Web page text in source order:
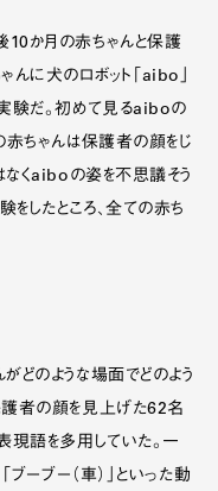
10か月の赤ちゃんと保護
に犬のロボット「aibo」
実験だ。初めて見るaiboの
赤ちゃんは保護者の顔をじ
くaiboの姿を不思議そう
したところ、全ての赤ち
どのような場面でどのよう
護者の顔を見上げた62名
現語を多用していた。一
ーブー（車）」といった動